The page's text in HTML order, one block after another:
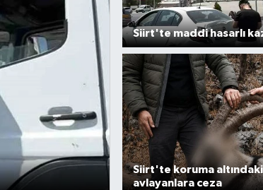
Siirt'te maddi hasarlı
Siirt'te koruma
avlayanlara ceza